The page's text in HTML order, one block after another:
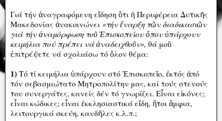
Γιά τήν ἀναγραφόμενη εἴδηση ὅτι ἡ Περιφέρεια Δυτικῆς
Μακεδονίας ἀνακοινώνει «τήν ἔναρξη τῶν διαδικασιῶν
γιά τήν ἀναμόρφωση τοῦ Ἐπισκοπείου ὄπου ὑπάρχουν
κειμήλια πού πρέπει νά ἀναδειχθοῦν», θά μοῦ
ἐπιτρέψετε νά σχολιάσω τό ὅλoν θέμα:
1)Τό τί κειμήλια ὑπάρχουν στό Ἐπισκοπεῖο, ἐκτός ἀπό
τόν σεβασμιώτατο Μητροπολίτην μας, καί τούς στενούς
του συνεργάτες, κανείς δέν τό γνωρίζει. Εἶναι εἰκόνες;
εἶναι κώδικες; εἷναι ἐκκλησιαστικά εἴδη, ἤτοι ἄμφια,
λειτουργικά σκεύη, κανδῆλες κ.λ.π.;